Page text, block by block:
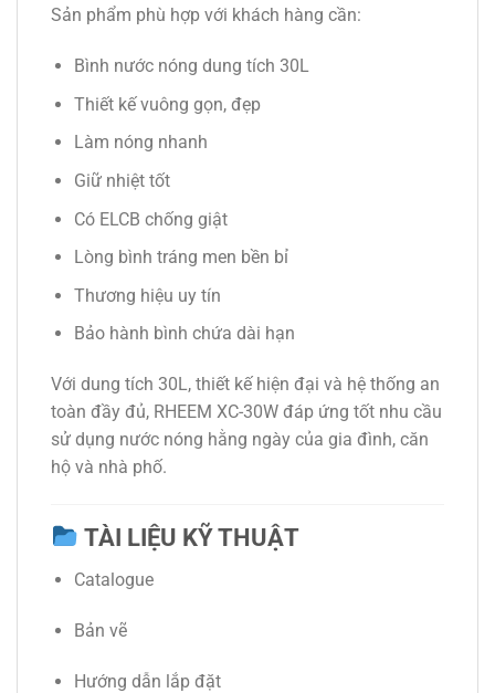
Sản phẩm phù hợp với khách hàng cần:
Bình nước nóng dung tích 30L
Thiết kế vuông gọn, đẹp
Làm nóng nhanh
Giữ nhiệt tốt
Có ELCB chống giật
Lòng bình tráng men bền bỉ
Thương hiệu uy tín
Bảo hành bình chứa dài hạn
Với dung tích 30L, thiết kế hiện đại và hệ thống an
toàn đầy đủ, RHEEM XC-30W đáp ứng tốt nhu cầu
sử dụng nước nóng hằng ngày của gia đình, căn
hộ và nhà phố.
TÀI LIỆU KỸ THUẬT
Catalogue
Bản vẽ
Hướng dẫn lắp đặt